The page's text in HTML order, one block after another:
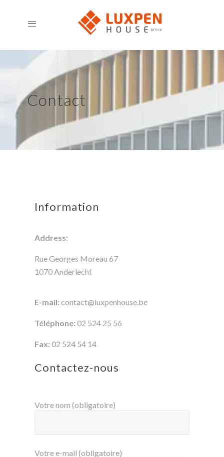
Contact
Information
Address:
Rue Georges Moreau 67
1070 Anderlecht
E-mail: contact@luxpenhouse.be
Téléphone: 02 524 25 56
Fax: 02 524 54 14
Contactez-nous
Votre nom (obligatoire)
Votre e-mail (obligatoire)